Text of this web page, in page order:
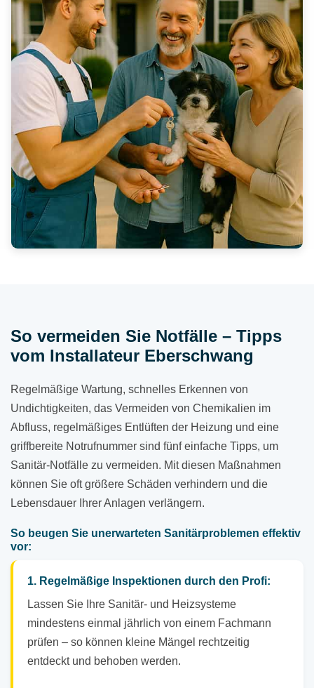
So vermeiden Sie Notfälle – Tipps
vom Installateur Eberschwang
Regelmäßige Wartung, schnelles Erkennen von
Undichtigkeiten, das Vermeiden von Chemikalien im
Abfluss, regelmäßiges Entlüften der Heizung und eine
griffbereite Notrufnummer sind fünf einfache Tipps, um
Sanitär-Notfälle zu vermeiden. Mit diesen Maßnahmen
können Sie oft größere Schäden verhindern und die
Lebensdauer Ihrer Anlagen verlängern.
So beugen Sie unerwarteten Sanitärproblemen effektiv
vor:
1. Regelmäßige Inspektionen durch den Profi:
Lassen Sie Ihre Sanitär- und Heizsysteme
mindestens einmal jährlich von einem Fachmann
prüfen – so können kleine Mängel rechtzeitig
entdeckt und behoben werden.